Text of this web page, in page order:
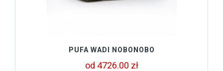
PUFA WADI NOBONOBO
od 4726.00 zł